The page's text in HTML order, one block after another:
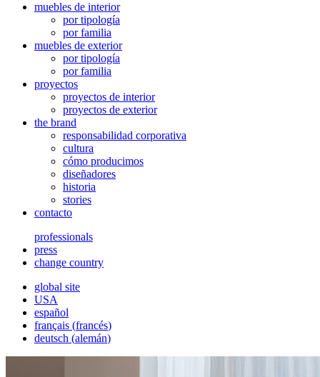
muebles de interior
por tipología
por familia
muebles de exterior
por tipología
por familia
proyectos
proyectos de interior
proyectos de exterior
the brand
responsabilidad corporativa
cultura
cómo producimos
diseñadores
historia
stories
contacto
professionals
press
change country
global site
USA
español
français (francés)
deutsch (alemán)